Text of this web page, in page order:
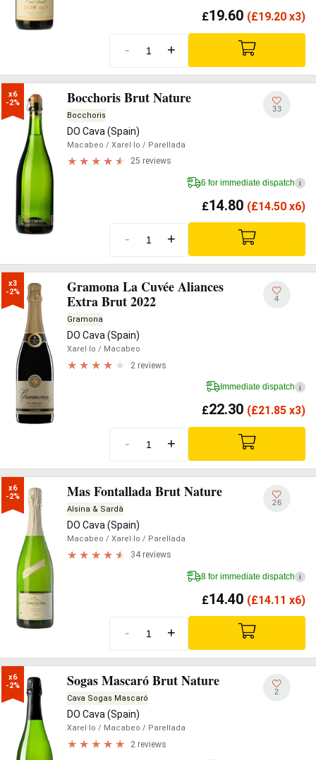
£19.60 (£19.20 x3)
- +
x6
-2%
Bocchoris Brut Nature
Bocchoris
DO Cava (Spain)
Macabeo / Xarel·lo / Parellada
25 reviews
33
6 for immediate dispatch i
£14.80 (£14.50 x6)
- +
x3
-2%
Gramona La Cuvée Aliances
Extra Brut 2022
Gramona
DO Cava (Spain)
Xarel·lo / Macabeo
2 reviews
4
Immediate dispatch i
£22.30 (£21.85 x3)
- +
x6
-2%
Mas Fontallada Brut Nature
Alsina & Sardà
DO Cava (Spain)
Macabeo / Xarel·lo / Parellada
34 reviews
26
8 for immediate dispatch i
£14.40 (£14.11 x6)
- +
x6
-2%
Sogas Mascaró Brut Nature
Cava Sogas Mascaró
DO Cava (Spain)
Xarel·lo / Macabeo / Parellada
2 reviews
2